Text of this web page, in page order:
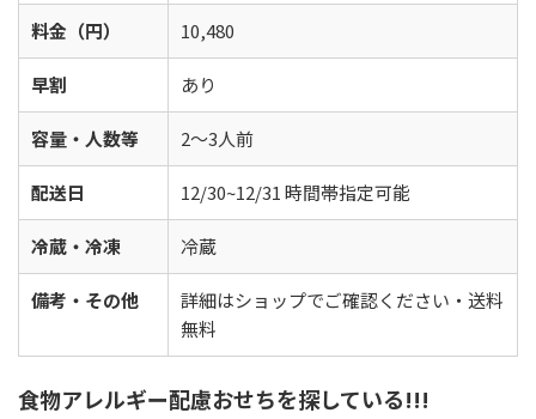
料金（円） 10,480
早割 あり
容量・人数等 2〜3人前
配送日 12/30~12/31 時間帯指定可能
冷蔵・冷凍 冷蔵
備考・その他
詳細はショップでご確認ください・送料
無料
食物アレルギー配慮おせちを探している!!!